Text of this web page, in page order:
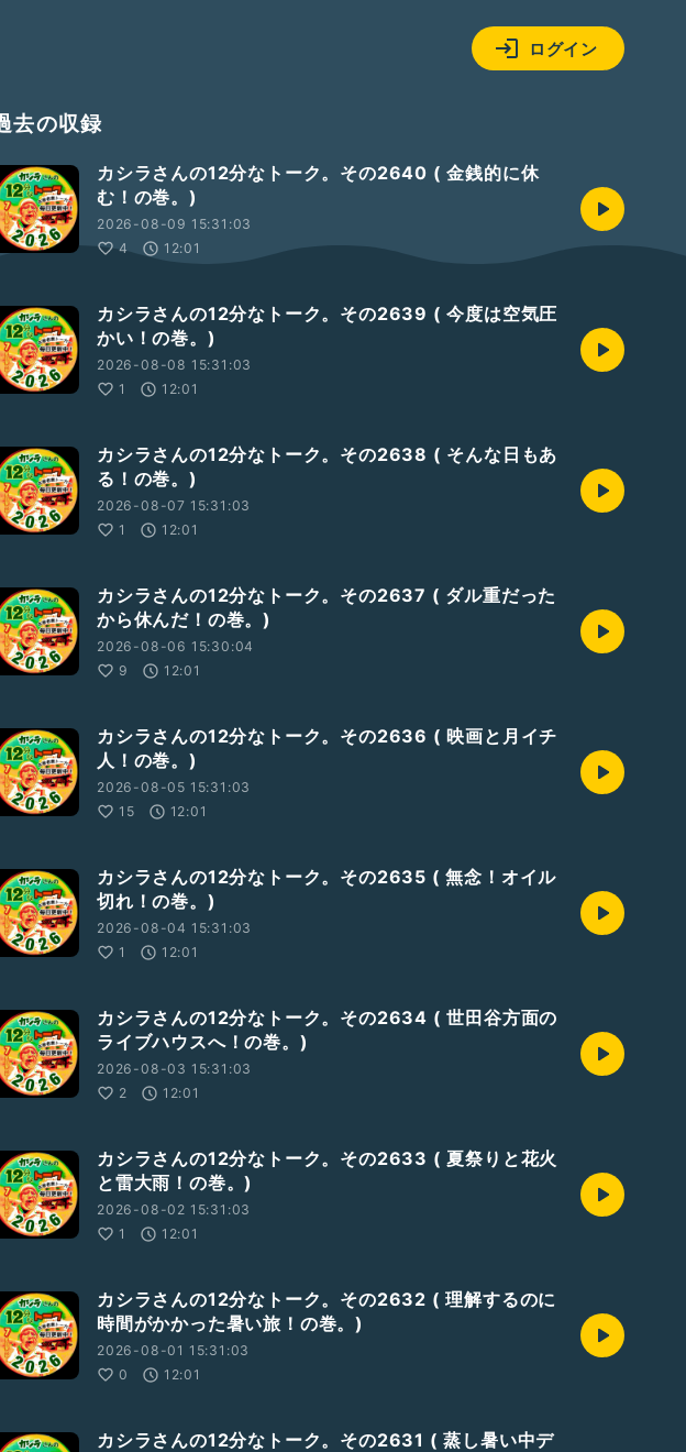
ログイン
去の収録
カシラさんの12分なトーク。その2640 ( 金銭的に休
む！の巻。)
2026-08-09 15:31:03
4
12:01
カシラさんの12分なトーク。その2639 ( 今度は空気圧
かい！の巻。)
2026-08-08 15:31:03
1
12:01
カシラさんの12分なトーク。その2638 ( そんな日もあ
る！の巻。)
2026-08-07 15:31:03
1
12:01
カシラさんの12分なトーク。その2637 ( ダル重だった
から休んだ！の巻。)
2026-08-06 15:30:04
9
12:01
カシラさんの12分なトーク。その2636 ( 映画と月イチ
人！の巻。)
2026-08-05 15:31:03
15
12:01
カシラさんの12分なトーク。その2635 ( 無念！オイル
切れ！の巻。)
2026-08-04 15:31:03
1
12:01
カシラさんの12分なトーク。その2634 ( 世田谷方面の
ライブハウスへ！の巻。)
2026-08-03 15:31:03
2
12:01
カシラさんの12分なトーク。その2633 ( 夏祭りと花火
と雷大雨！の巻。)
2026-08-02 15:31:03
1
12:01
カシラさんの12分なトーク。その2632 ( 理解するのに
時間がかかった暑い旅！の巻。)
2026-08-01 15:31:03
0
12:01
カシラさんの12分なトーク。その2631 ( 蒸し暑い中デ